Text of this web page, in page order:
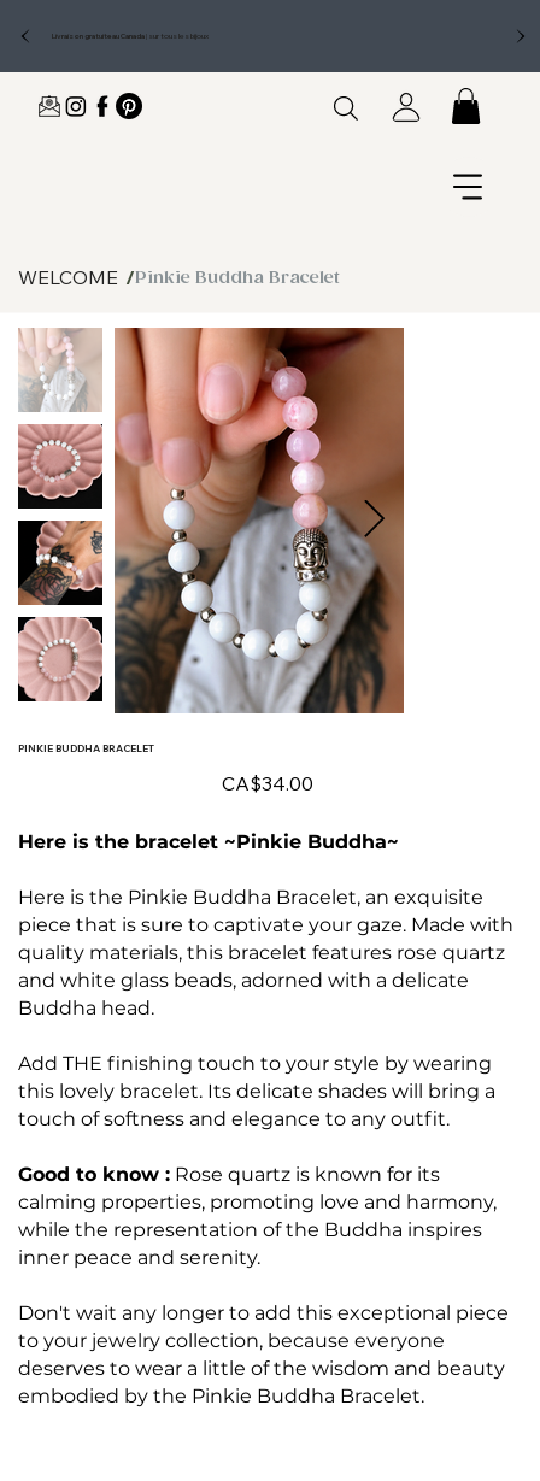
Livraison gratuite au Canada| sur tous les bijoux
WELCOME /Pinkie Buddha Bracelet
PINKIE BUDDHA BRACELET
Price
CA$34.00
Here is the bracelet ~Pinkie Buddha~
Here is the Pinkie Buddha Bracelet, an exquisite
piece that is sure to captivate your gaze. Made with
quality materials, this bracelet features rose quartz
and white glass beads, adorned with a delicate
Buddha head.
Add THE finishing touch to your style by wearing
this lovely bracelet. Its delicate shades will bring a
touch of softness and elegance to any outfit.
Good to know : Rose quartz is known for its
calming properties, promoting love and harmony,
while the representation of the Buddha inspires
inner peace and serenity.
Don't wait any longer to add this exceptional piece
to your jewelry collection, because everyone
deserves to wear a little of the wisdom and beauty
embodied by the Pinkie Buddha Bracelet.